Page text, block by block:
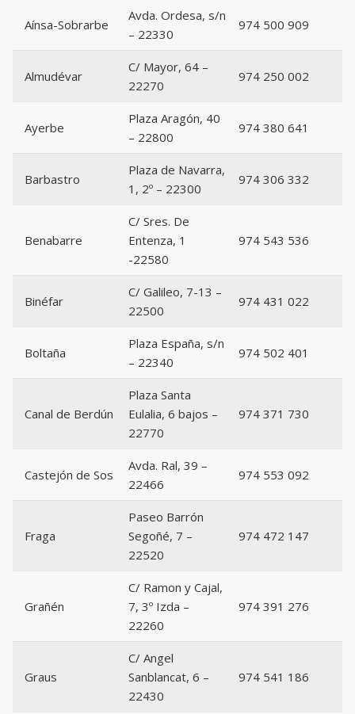
Aínsa-Sobrarbe
Avda. Ordesa, s/n
– 22330
974 500 909
Almudévar
C/ Mayor, 64 –
22270
974 250 002
Ayerbe
Plaza Aragón, 40
– 22800
974 380 641
Barbastro
Plaza de Navarra,
1, 2º – 22300
974 306 332
Benabarre
C/ Sres. De
Entenza, 1
-22580
974 543 536
Binéfar
C/ Galileo, 7-13 –
22500
974 431 022
Boltaña
Plaza España, s/n
– 22340
974 502 401
Canal de Berdún
Plaza Santa
Eulalia, 6 bajos –
22770
974 371 730
Castejón de Sos
Avda. Ral, 39 –
22466
974 553 092
Fraga
Paseo Barrón
Segoñé, 7 –
22520
974 472 147
Grañén
C/ Ramon y Cajal,
7, 3º Izda –
22260
974 391 276
Graus
C/ Angel
Sanblancat, 6 –
22430
974 541 186